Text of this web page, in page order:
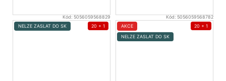
Kód:5056059568829
NELZE ZASLAT DO SK
20 + 1
Kód:5056059568782
AKCE
NELZE ZASLAT DO SK
20 + 1